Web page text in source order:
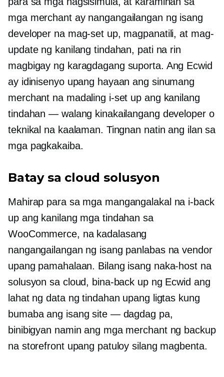
mga merchant ay nangangailangan ng isang
developer na mag-set up, magpanatili, at mag-
update ng kanilang tindahan, pati na rin
magbigay ng karagdagang suporta. Ang Ecwid
ay idinisenyo upang hayaan ang sinumang
merchant na madaling i-set up ang kanilang
tindahan — walang kinakailangang developer o
teknikal na kaalaman. Tingnan natin ang ilan sa
mga pagkakaiba.
Batay sa cloud solusyon
Mahirap para sa mga mangangalakal na i-back
up ang kanilang mga tindahan sa
WooCommerce, na kadalasang
nangangailangan ng isang panlabas na vendor
upang pamahalaan. Bilang isang naka-host na
solusyon sa cloud, bina-back up ng Ecwid ang
lahat ng data ng tindahan upang ligtas kung
bumaba ang isang site — dagdag pa,
binibigyan namin ang mga merchant ng backup
na storefront upang patuloy silang magbenta.